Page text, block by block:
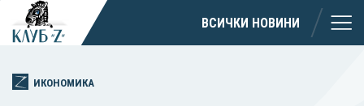
ВСИЧКИ НОВИНИ
ИКОНОМИКА